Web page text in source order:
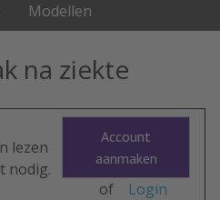
Modellen
na ziekte
lezen
nodig.
Account
aanmaken
of Login